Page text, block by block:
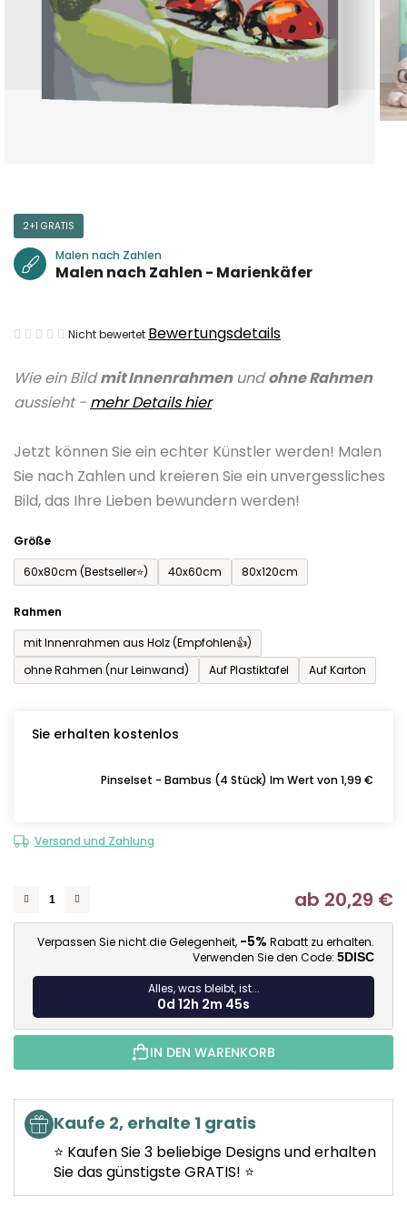
Wie ein Bildmit Innenrahmenundohne Rahmen
aussieht - mehr Details hier
Jetzt können Sie ein echter Künstler werden! Malen
Sie nach Zahlen und kreieren Sie ein unvergessliches
Bild, das Ihre Lieben bewundern werden!
Größe
60x80cm (Bestseller⭐)
40x60cm 80x120cm
Rahmen
mit Innenrahmen aus Holz (Empfohlen👍)
ohne Rahmen (nur Leinwand)
Auf Plastiktafel Auf Karton
Sie erhalten kostenlos
Pinselset - Bambus (4 Stück) Im Wert von 1,99 €
Versand und Zahlung
ab 20,29 €
Verpassen Sie nicht die Gelegenheit, -5% Rabatt zu erhalten.
Verwenden Sie den Code: 5DISC
Alles, was bleibt, ist...
0d 12h 2m 44s
IN DEN WARENKORB
Kaufe 2, erhalte 1 gratis
⭐ Kaufen Sie 3 beliebige Designs und erhalten
Sie das günstigste GRATIS! ⭐
2+1 GRATIS
Malen nach Zahlen
Malen nach Zahlen - Marienkäfer
Die
Produktbewertung
ist
von
5
Sternen.
Nicht bewertet Bewertungsdetails